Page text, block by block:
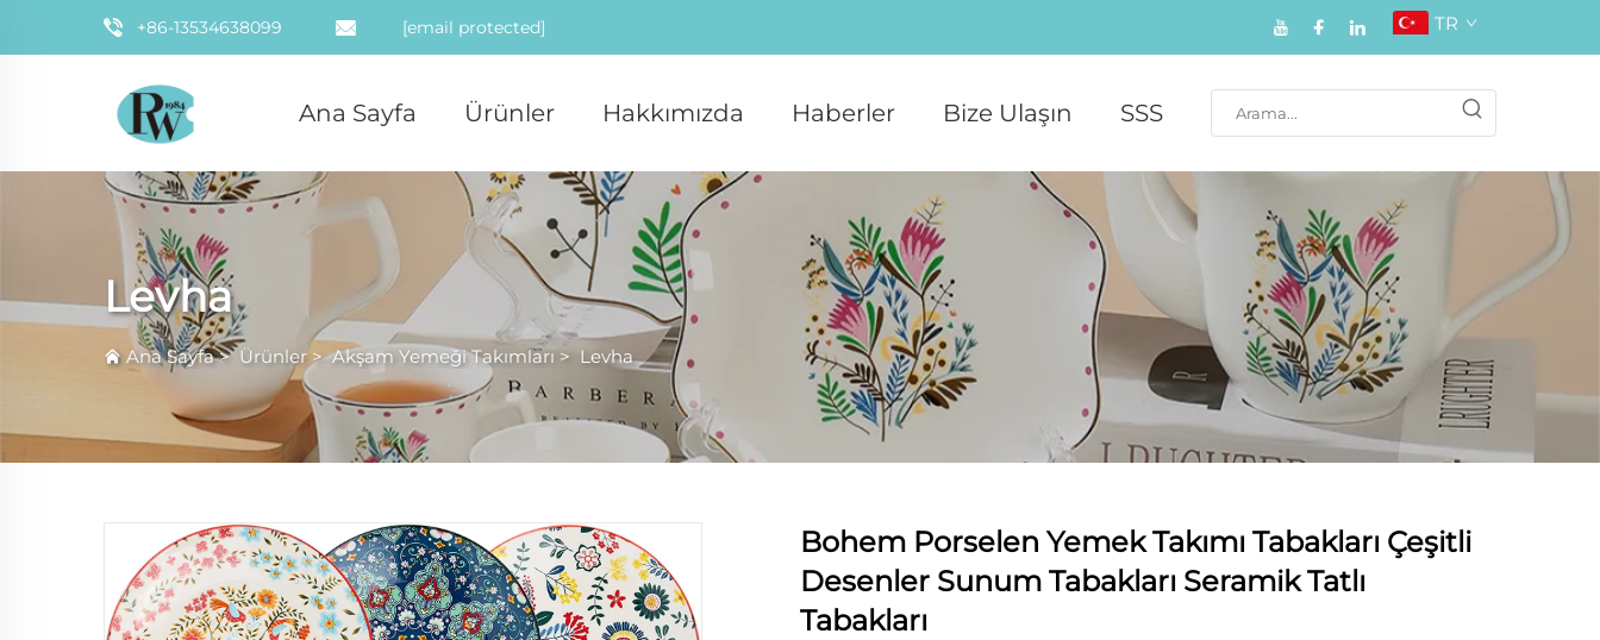
+86-13534638099 [email protected] TR
Ana Sayfa Ürünler Hakkımızda Haberler Bize Ulaşın SSS
Levha
Ana Sayfa>Ürünler >Akşam Yemeği Takımları> Levha
Bohem Porselen Yemek Takımı Tabakları Çeşitli
Desenler Sunum Tabakları Seramik Tatlı
Tabakları